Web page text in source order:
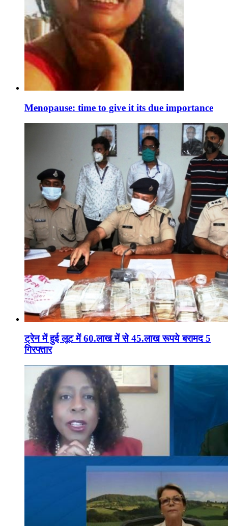
Menopause: time to give it its due importance
ट्रेन में हुई लूट में 60.लाख में से 45.लाख रूपये बरामद 5
गिरफ्तार